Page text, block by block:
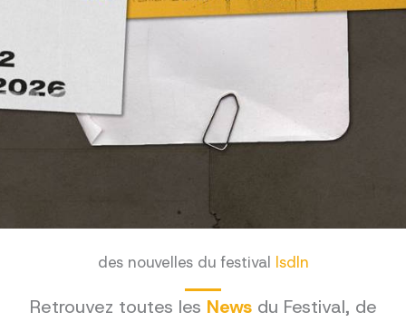
des nouvelles du festival lsdln
Retrouvez toutes les News du Festival, de